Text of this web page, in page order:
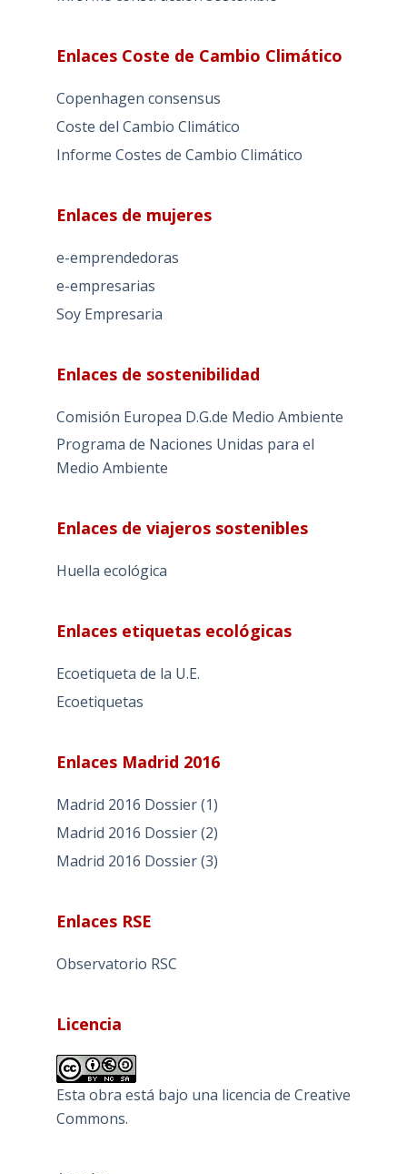
Enlaces Coste de Cambio Climático
Copenhagen consensus
Coste del Cambio Climático
Informe Costes de Cambio Climático
Enlaces de mujeres
e-emprendedoras
e-empresarias
Soy Empresaria
Enlaces de sostenibilidad
Comisión Europea D.G.de Medio Ambiente
Programa de Naciones Unidas para el
Medio Ambiente
Enlaces de viajeros sostenibles
Huella ecológica
Enlaces etiquetas ecológicas
Ecoetiqueta de la U.E.
Ecoetiquetas
Enlaces Madrid 2016
Madrid 2016 Dossier (1)
Madrid 2016 Dossier (2)
Madrid 2016 Dossier (3)
Enlaces RSE
Observatorio RSC
Licencia
Esta obra está bajo una licencia de Creative
Commons.